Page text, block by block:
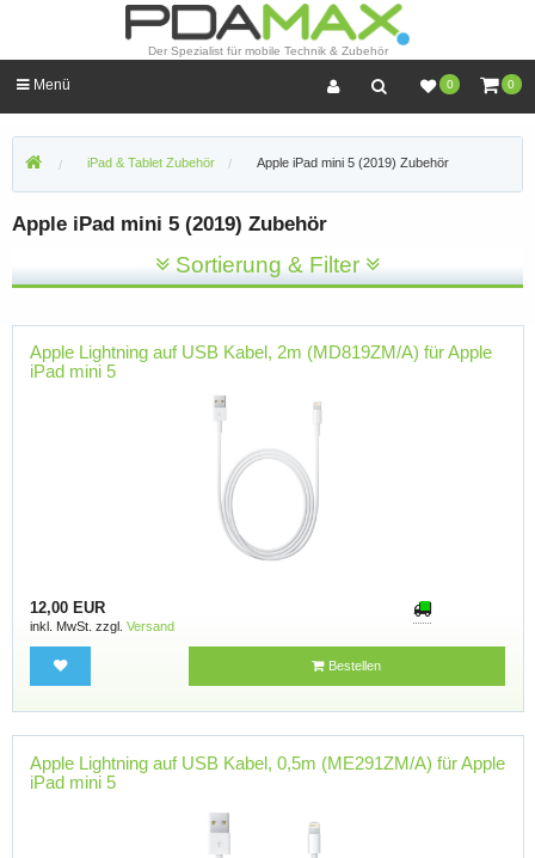
Der Spezialist für mobile Technik & Zubehör
0 0
Menü
iPad & Tablet Zubehör Apple iPad mini 5 (2019) Zubehör
Apple iPad mini 5 (2019) Zubehör
Sortierung & Filter
Apple Lightning auf USB Kabel, 2m (MD819ZM/A) für Apple
iPad mini 5
12,00 EUR
inkl. MwSt. zzgl. Versand
Bestellen
Apple Lightning auf USB Kabel, 0,5m (ME291ZM/A) für Apple
iPad mini 5